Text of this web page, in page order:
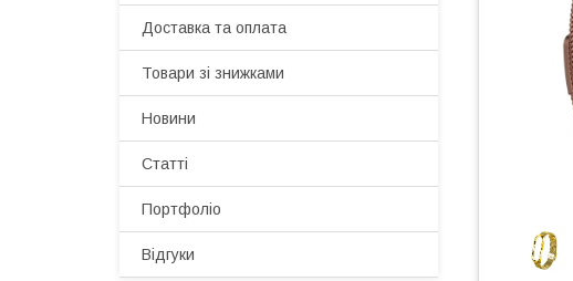
Доставка та оплата
Товари зі знижками
Новини
Статті
Портфоліо
Відгуки